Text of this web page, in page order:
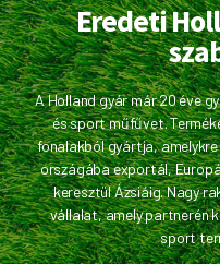
Eredeti
A Holland gyár már 20 éve
és sport műfűvet.
fonalakból gyártja,
országába exportál,
keresztül Ázsiáig. Nagy
vállalat, amely partnerén
sport